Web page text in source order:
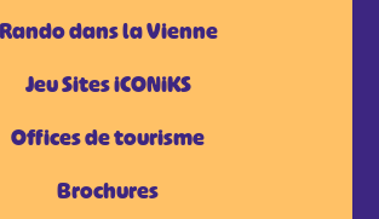
Rando dans la Vienne
Jeu Sites iCONiKS
Offices de tourisme
Brochures